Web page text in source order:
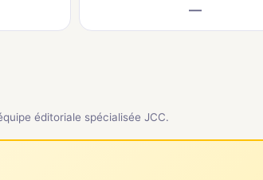
—
éditoriale spécialisée JCC.